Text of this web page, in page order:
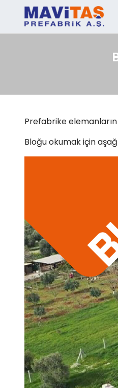
Prefabrike elemanların
Bloğu okumak için